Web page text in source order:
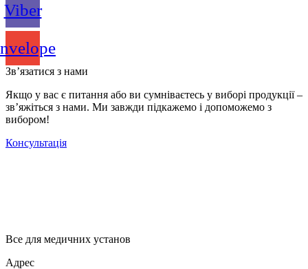
Viber
Зв’язатися з нами
Якщо у вас є питання або ви сумніваєтесь у виборі продукції –
зв’яжіться з нами. Ми завжди підкажемо і допоможемо з
вибором!
Консультація
Все для медичних установ
Адрес